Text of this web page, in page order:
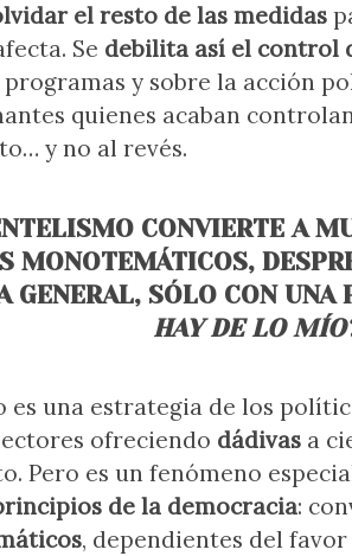
el resto de las medidas
Se debilita así el control
y sobre la acción
quienes acaban
y no al revés.
CONVIERTE A
MONOTEMÁTICOS,
GENERAL, SÓLO CON UNA
HAY DE LO
es una estrategia de los
ofreciendo dádivas a
Pero es un fenómeno
de la democracia:
, dependientes del